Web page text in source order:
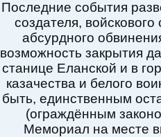
Последние события
создателя,
абсурдного
возможность закрытия
станице Еланской и в
казачества и белого
быть, единственным
(ограждённым
Мемориал на месте